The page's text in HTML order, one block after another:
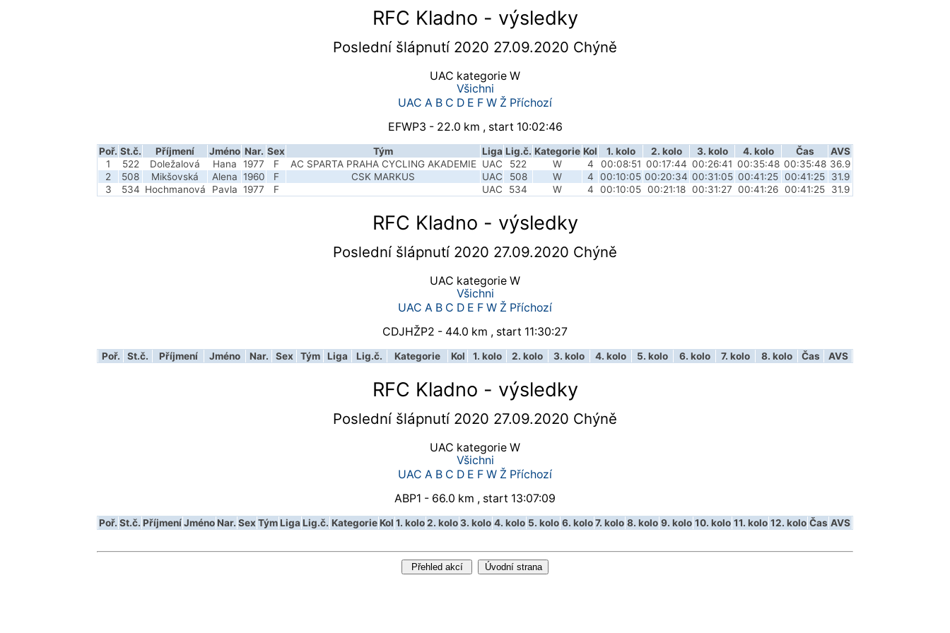
RFC Kladno - výsledky
Poslední šlápnutí 2020 27.09.2020 Chýně
UAC kategorie W
Všichni
UAC A B C D E F W Ž Příchozí
EFWP3 - 22.0 km , start 10:02:46
Poř. St.č. Příjmení Jméno Nar. Sex Tým Liga Lig.č. Kategorie Kol 1. kolo 2. kolo 3. kolo 4. kolo Čas
AVS
1
522 Doležalová Hana 1977 F AC SPARTA PRAHA CYCLING AKADEMIE UAC 522 W 4 00:08:51 00:17:44 00:26:41 00:35:48 00:35:48 36.9
2
508 Mikšovská Alena 1960 F CSK MARKUS UAC 508 W 4 00:10:05 00:20:34 00:31:05 00:41:25 00:41:25
31.9
3
534 Hochmanová Pavla 1977 F UAC 534 W 4 00:10:05 00:21:18 00:31:27 00:41:26 00:41:25 31.9
RFC Kladno - výsledky
Poslední šlápnutí 2020 27.09.2020 Chýně
UAC kategorie W
Všichni
UAC A B C D E F W Ž Příchozí
CDJHŽP2 - 44.0 km , start 11:30:27
Poř. St.č. Příjmení Jméno Nar. Sex Tým Liga Lig.č. Kategorie Kol 1. kolo 2. kolo 3. kolo 4. kolo 5. kolo 6. kolo 7. kolo 8. kolo Čas AVS
RFC Kladno - výsledky
Poslední šlápnutí 2020 27.09.2020 Chýně
UAC kategorie W
Všichni
UAC A B C D E F W Ž Příchozí
ABP1 - 66.0 km , start 13:07:09
Poř. St.č. PříjmeníJménoNar. Sex TýmLiga Lig.č. Kategorie Kol 1. kolo2. kolo3. kolo 4. kolo 5. kolo 6. kolo 7. kolo 8. kolo 9. kolo 10. kolo 11. kolo 12. kolo Čas AVS
Přehled akcí Úvodní strana